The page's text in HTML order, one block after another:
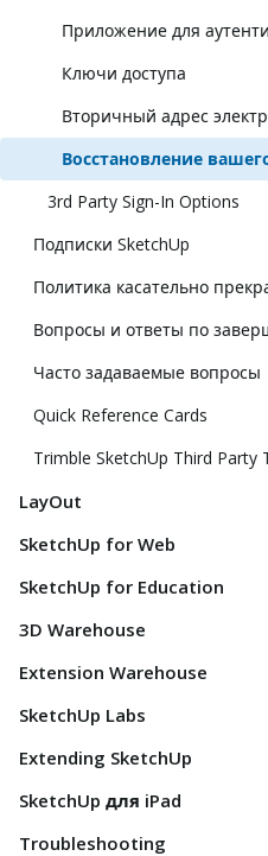
Приложение для
Ключи доступа
Вторичный адрес
Восстановление
3rd Party Sign-In Options
Подписки SketchUp
Политика касательно
Часто задаваемые вопросы
Quick Reference Cards
Trimble SketchUp Third Party
LayOut
SketchUp for Web
SketchUp for Education
3D Warehouse
Extension Warehouse
SketchUp Labs
Extending SketchUp
SketchUp для iPad
Troubleshooting